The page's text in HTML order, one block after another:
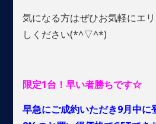
気になる方はぜひお気軽にエ
しください(*^▽^*)
限定1台！早い者勝ちです☆
早急にご成約いただき9月中に